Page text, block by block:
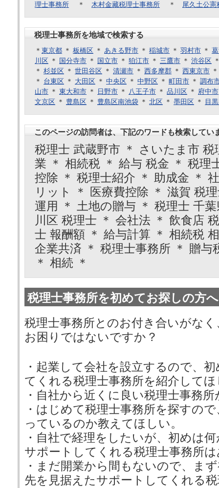
理士事務所 ＊ 木村金藏税理士事務所 ＊ 尾久土公憲
税理士事務所を地域で検索する
＊ 東京都 ＊ 板橋区 ＊ あきる野市 ＊ 稲城市 ＊ 羽村市 ＊
川区 ＊ 国分寺市 ＊ 国立市 ＊ 狛江市 ＊ 三鷹市 ＊ 渋谷区
＊ 杉並区 ＊ 世田谷区 ＊ 清瀬市 ＊ 西多摩郡 ＊ 西東京市
＊ 台東区 ＊ 大田区 ＊ 中央区 ＊ 中野区 ＊ 町田市 ＊ 調布
山市 ＊ 東大和市 ＊ 日野市 ＊ 八王子市 ＊ 品川区 ＊ 府中市
文京区 ＊ 豊島区 ＊ 豊島区南池袋 ＊ 北区 ＊ 墨田区 ＊ 目
このページの訪問者は、下記のワードも検索してい
税理士 武蔵野市 ＊ さいたま市 税
業 ＊ 相続税 ＊ 給与 税金 ＊ 税理
控除 ＊ 税理士紹介 ＊ 助成金 ＊
リット ＊ 医療費控除 ＊ 滋賀 税
運用 ＊ 土地の贈与 ＊ 税理士 千
川区 税理士 ＊ 会社法 ＊ 飲食店
士 報酬額 ＊ 給与計算 ＊ 相続税
企業共済 ＊ 税理士事務所 ＊ 贈与
＊ 相続 ＊
税理士事務所を初めてお探しの方へ
税理士事務所とのお付き合いがな
お困りではないですか？
・起業して会社を設立するので、
てくれる税理士事務所を紹介して
・自社から近くに良い税理士事務
・はじめて税理士事務所を探すの
っているのか教えてほしい。
・自社で経理をしたいが、初めは
サポートしてくれる税理士事務所
・まだ開業から間もないので、ま
先を見据えたサポートしてくれる